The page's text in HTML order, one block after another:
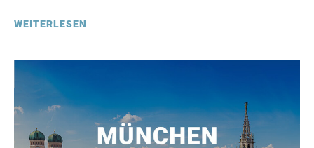
WEITERLESEN